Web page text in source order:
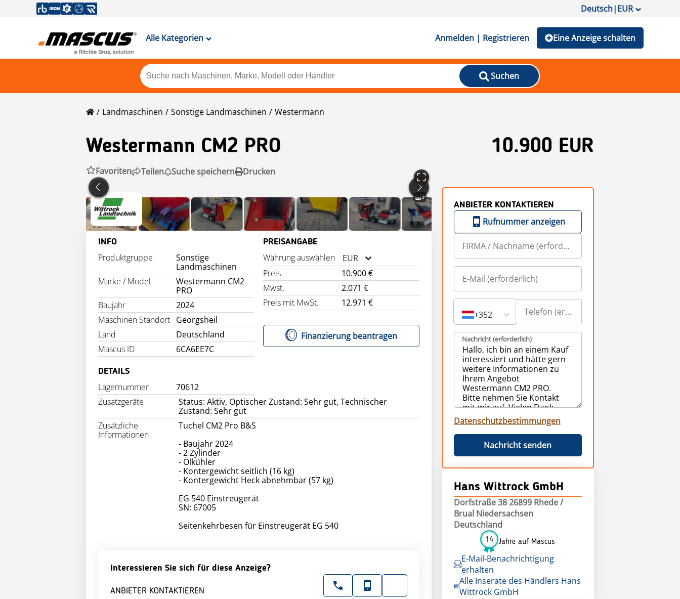
Deutsch|EUR
Alle Kategorien Anmelden | Registrieren Eine Anzeige schalten
Suchen
Landmaschinen Sonstige Landmaschinen Westermann
Westermann CM2 PRO 10.900 EUR
Favoriten Teilen Suche speichern Drucken
9
INFO
Produktgruppe
Sonstige
Landmaschinen
Marke / Model
Westermann CM2
PRO
Baujahr
2024
Maschinen Standort Georgsheil
Land
Deutschland
Mascus ID
6CA6EE7C
PREISANGABE
Währung auswählen
EUR
Preis
10.900 €
Mwst.
2.071 €
Preis mit MwSt.
12.971 €
Finanzierung beantragen
DETAILS
Lagernummer
70612
Zusatzgeräte
Status: Aktiv, Optischer Zustand: Sehr gut, Technischer
Zustand: Sehr gut
Zusätzliche
Informationen
Tuchel CM2 Pro B&S
- Baujahr 2024
- 2 Zylinder
- Ölkühler
- Kontergewicht seitlich (16 kg)
- Kontergewicht Heck abnehmbar (57 kg)
EG 540 Einstreugerät
SN: 67005
Seitenkehrbesen für Einstreugerät EG 540
Interessieren Sie sich für diese Anzeige?
ANBIETER KONTAKTIEREN
ANBIETER KONTAKTIEREN
Rufnummer anzeigen
+352
Nachricht (erforderlich)
Datenschutzbestimmungen
Nachricht senden
Hans Wittrock GmbH
Dorfstraße 38 26899 Rhede /
Brual Niedersachsen
Deutschland
14 Jahre auf Mascus
E-Mail-Benachrichtigung
erhalten
Alle Inserate des Händlers Hans
Wittrock GmbH